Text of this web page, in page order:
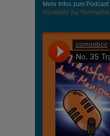
Mehr Infos zum Podcast
Rückkehr zur Normalität